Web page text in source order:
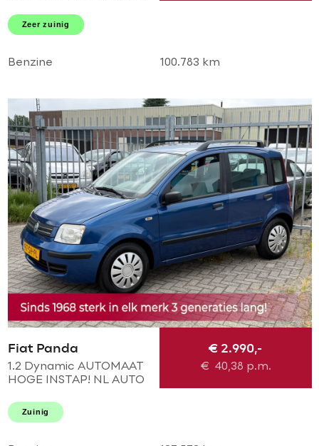
LMV l Dakrailing l Elek
pakket l TOPSTAAT!
Zeer zuinig
Benzine 100.783 km
Fiat Panda
1.2 Dynamic AUTOMAAT
HOGE INSTAP! NL AUTO
Centraal! NIEUWE APK l
RECENT NIEUWE
€ 2.990,-
€ 40,38 p.m.
Zuinig